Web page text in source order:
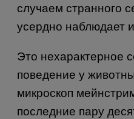
случаем странного
усердно наблюдает
Это нехарактерное
поведение у
микроскоп
последние пару